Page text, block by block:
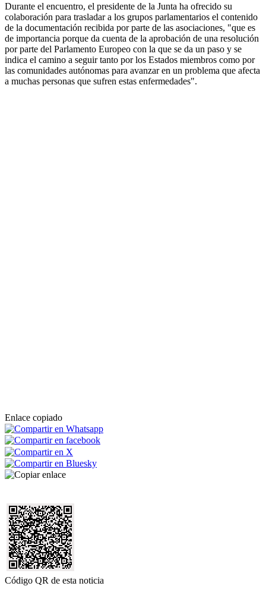
Durante el encuentro, el presidente de la Junta ha ofrecido su
colaboración para trasladar a los grupos parlamentarios el contenido
de la documentación recibida por parte de las asociaciones, "que es
de importancia porque da cuenta de la aprobación de una resolución
por parte del Parlamento Europeo con la que se da un paso y se
indica el camino a seguir tanto por los Estados miembros como por
las comunidades autónomas para avanzar en un problema que afecta
a muchas personas que sufren estas enfermedades".
Enlace copiado
Código QR de esta noticia